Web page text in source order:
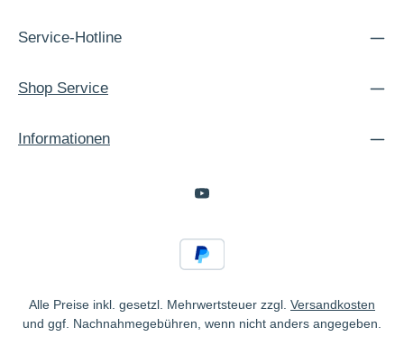
Service-Hotline
Shop Service
Informationen
Alle Preise inkl. gesetzl. Mehrwertsteuer zzgl. Versandkosten
und ggf. Nachnahmegebühren, wenn nicht anders angegeben.